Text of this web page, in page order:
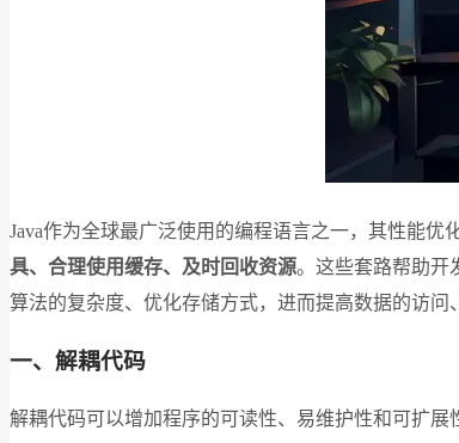
Java作为全球最广泛使用的编程语言之一，其性能
具、合理使用缓存、及时回收资源。这些套路帮助开
算法的复杂度、优化存储方式，进而提高数据的访问
一、解耦代码
解耦代码可以增加程序的可读性、易维护性和可扩